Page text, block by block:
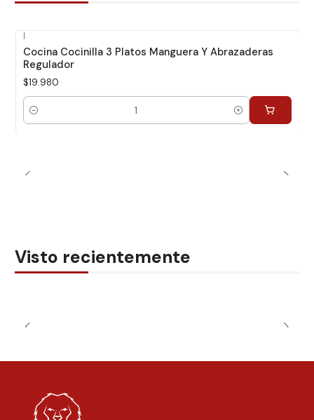
|
Cocina Cocinilla 3 Platos Manguera Y Abrazaderas
Regulador
$19.980
Cantidad
Visto recientemente